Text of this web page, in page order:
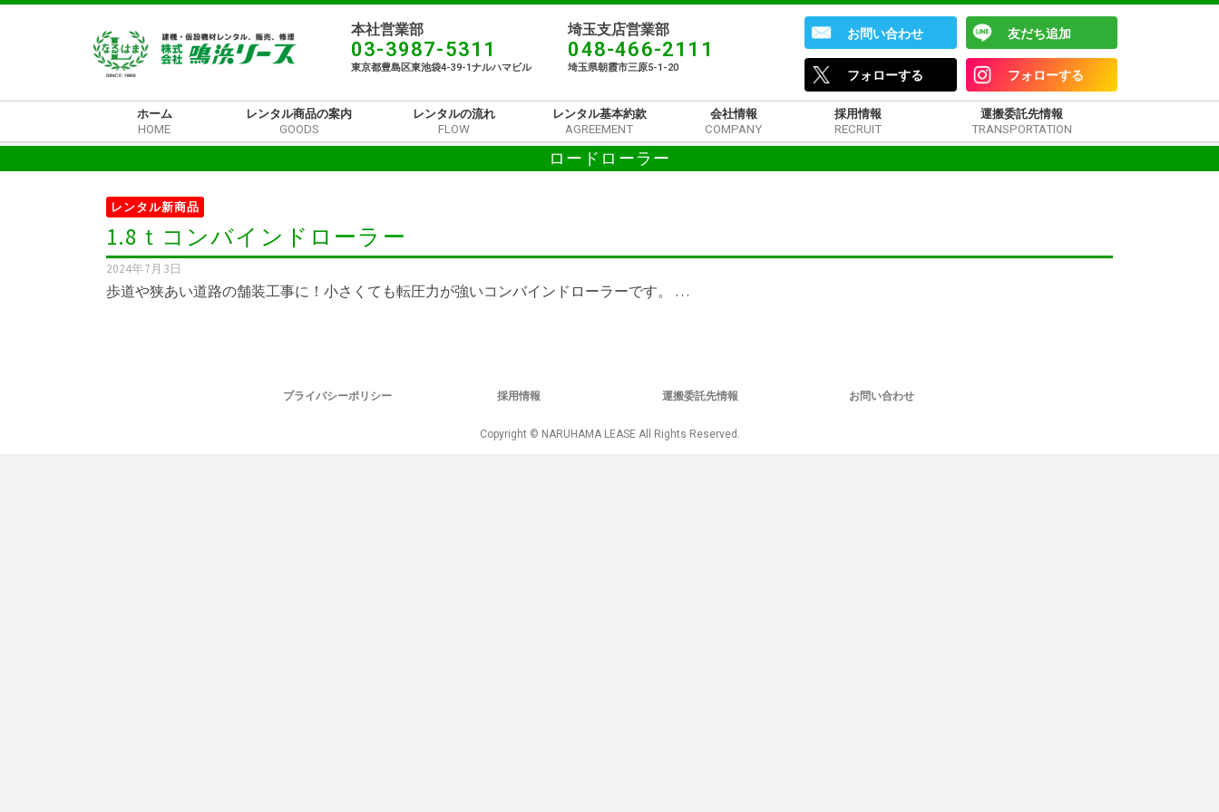
本社営業部​
03-3987-5311
東京都豊島区東池袋4-39-1ナルハマビル​
埼玉支店営業部
048-466-2111
埼玉県朝霞市三原5-1-20
お問い合わせ 友だち追加
フォローする フォローする
ホーム
HOME
レンタル商品の案内
GOODS
レンタルの流れ
FLOW
レンタル基本約款
AGREEMENT
会社情報
COMPANY
採用情報
RECRUIT
運搬委託先情報
TRANSPORTATION
ロードローラー
レンタル新商品
1.8ｔコンバインドローラー
2024年7月3日
歩道や狭あい道路の舗装工事に！小さくても転圧力が強いコンバインドローラーです。 …
プライバシーポリシー 採用情報 運搬委託先情報 お問い合わせ
Copyright © NARUHAMA LEASE All Rights Reserved.